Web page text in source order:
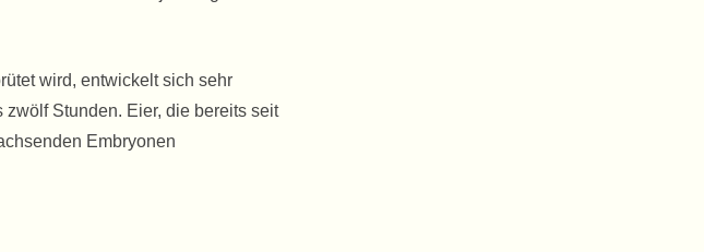
wird, entwickelt sich sehr
Stunden. Eier, die bereits seit
Embryonen